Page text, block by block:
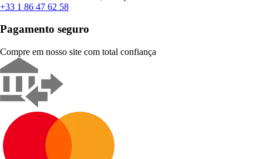
+33 1 86 47 62 58
Pagamento seguro
Compre em nosso site com total confiança